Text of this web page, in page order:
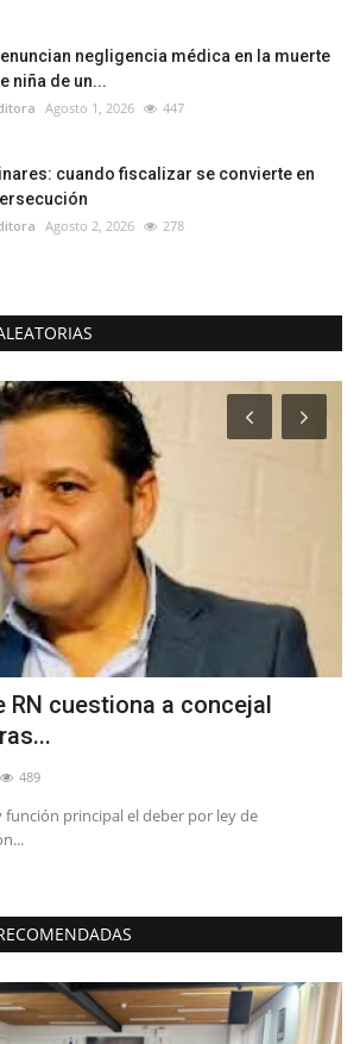
negligencia médica en la muerte
niña de un...
Agosto 1, 2026 447
cuando fiscalizar se convierte en
Agosto 2, 2026 278
RN cuestiona a concejal
489
función principal el deber por ley de